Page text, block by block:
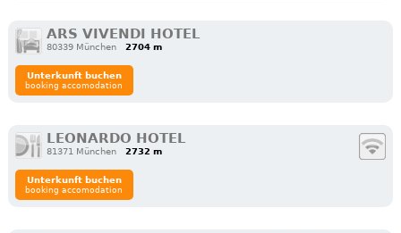
ARS VIVENDI HOTEL
80339 München 2704 m
Unterkunft buchen
booking accomodation
LEONARDO HOTEL
81371 München 2732 m
Unterkunft buchen
booking accomodation